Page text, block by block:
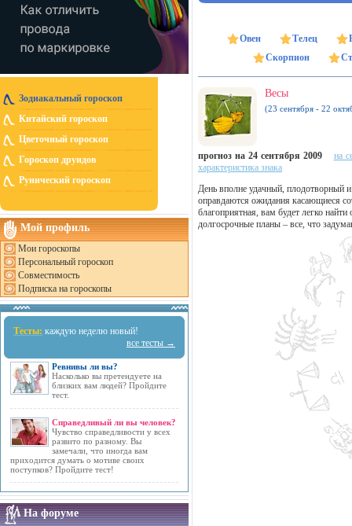
Зодиакальный гороскоп
Китайский гороскоп
Цветочный гороскоп
Гороскоп друидов
Рунический гороскоп
Мой профиль
Мои гороскопы
Персональный гороскоп
Совместимость
Подписка на гороскопы
Тесты: каждую неделю новый!
все тесты →
Ревнивы ли вы?
Насколько вы претендуете на
близких вам людей? Пройдите
тест.
Справедливый ли вы человек?
Чувство справедливости у всех
развито по разному. Вы
замечали, что иногда вам
приходится думать о мотиве своих
поступков? Пройдите тест!
На форуме
Овен Телец
Скорпион
Весы
(23 сентября - 22
прогноз на 24 сентября 2009
на
характеристика знака
День вполне удачный, плодотворный
оправдаются ожидания касающиеся
благоприятная, вам будет легко
долгосрочные планы – все, что